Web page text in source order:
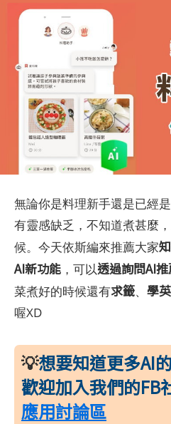
無論你是料理新手還是已經
有靈感缺乏，不知道煮甚麼
候。今天依斯編來推薦大家
AI新功能 ，可以透過詢問AI
菜煮好的時候還有求籤、 學
喔XD
💡想要知道更多AI
歡迎加入我們的FB
應用討論區